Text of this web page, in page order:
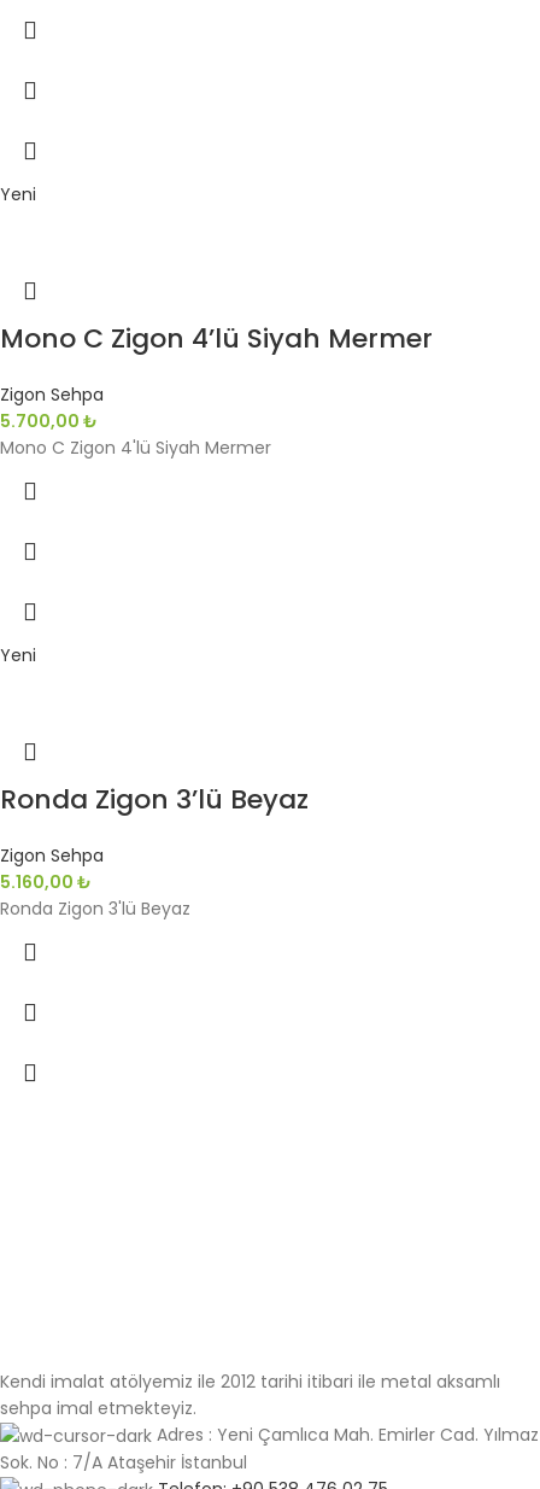
Yeni
Mono C Zigon 4’lü Siyah Mermer
Zigon Sehpa
5.700,00 ₺
Mono C Zigon 4'lü Siyah Mermer
Yeni
Ronda Zigon 3’lü Beyaz
Zigon Sehpa
5.160,00 ₺
Ronda Zigon 3'lü Beyaz
Kendi imalat atölyemiz ile 2012 tarihi itibari ile metal aksamlı
sehpa imal etmekteyiz.
Adres : Yeni Çamlıca Mah. Emirler Cad. Yılmaz
Sok. No : 7/A Ataşehir İstanbul